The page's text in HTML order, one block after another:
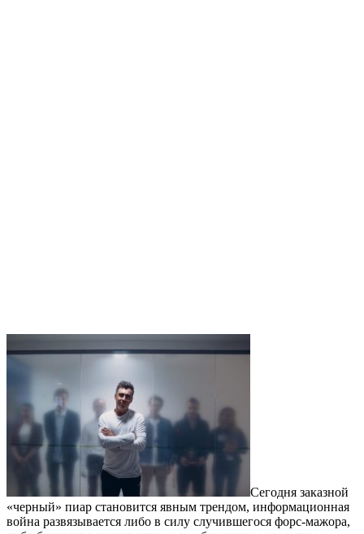
Сегодня заказной
«черный» пиар становится явным трендом, информационная
война развязывается либо в силу случившегося форс-мажора,